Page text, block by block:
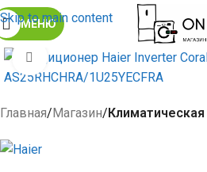
Skip to main content
МЕНЮ
Click to enlarge
Главная Магазин Климатическая